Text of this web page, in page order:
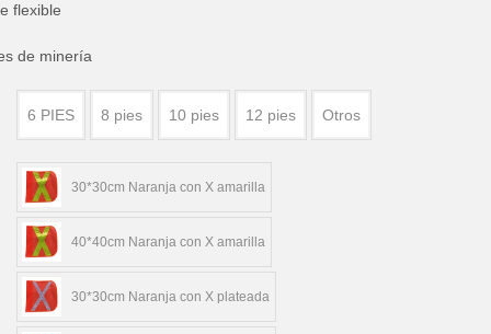
flexible
de minería
6 PIES
8 pies 10 pies 12 pies Otros
30*30cm Naranja con X amarilla
40*40cm Naranja con X amarilla
30*30cm Naranja con X plateada